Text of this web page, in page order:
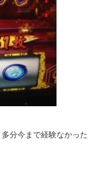
分今まで経験なかった